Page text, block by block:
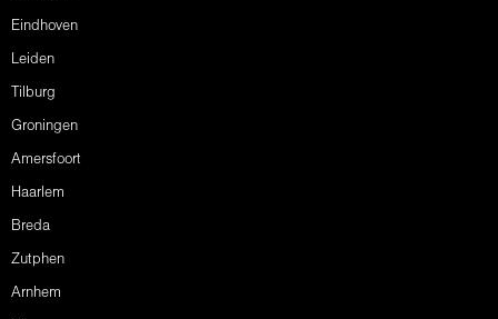
Eindhoven
Leiden
Tilburg
Groningen
Amersfoort
Haarlem
Breda
Zutphen
Arnhem